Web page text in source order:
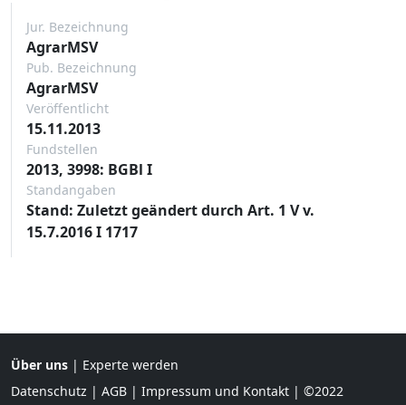
Jur. Bezeichnung
AgrarMSV
Pub. Bezeichnung
AgrarMSV
Veröffentlicht
15.11.2013
Fundstellen
2013, 3998: BGBl I
Standangaben
Stand: Zuletzt geändert durch Art. 1 V v.
15.7.2016 I 1717
Über uns | Experte werden
Datenschutz | AGB | Impressum und Kontakt | ©2022